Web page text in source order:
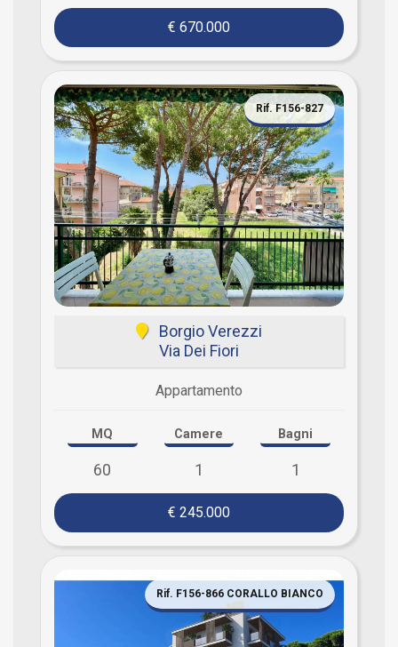
€ 670.000
Rif. F156-827
Borgio Verezzi
Via Dei Fiori
Appartamento
MQ
60
Camere
1
Bagni
1
€ 245.000
Rif. F156-866 CORALLO BIANCO